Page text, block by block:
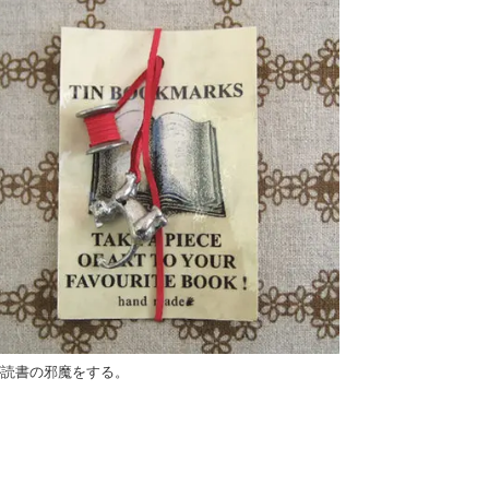
書の邪魔をする。